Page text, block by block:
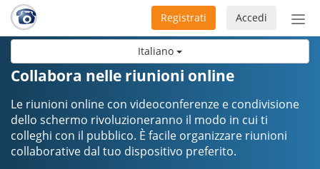
Italiano
Accedi
Registrati
Collabora nelle riunioni online
Le riunioni online con videoconferenze e condivisione
dello schermo rivoluzioneranno il modo in cui ti
colleghi con il pubblico. È facile organizzare riunioni
collaborative dal tuo dispositivo preferito.